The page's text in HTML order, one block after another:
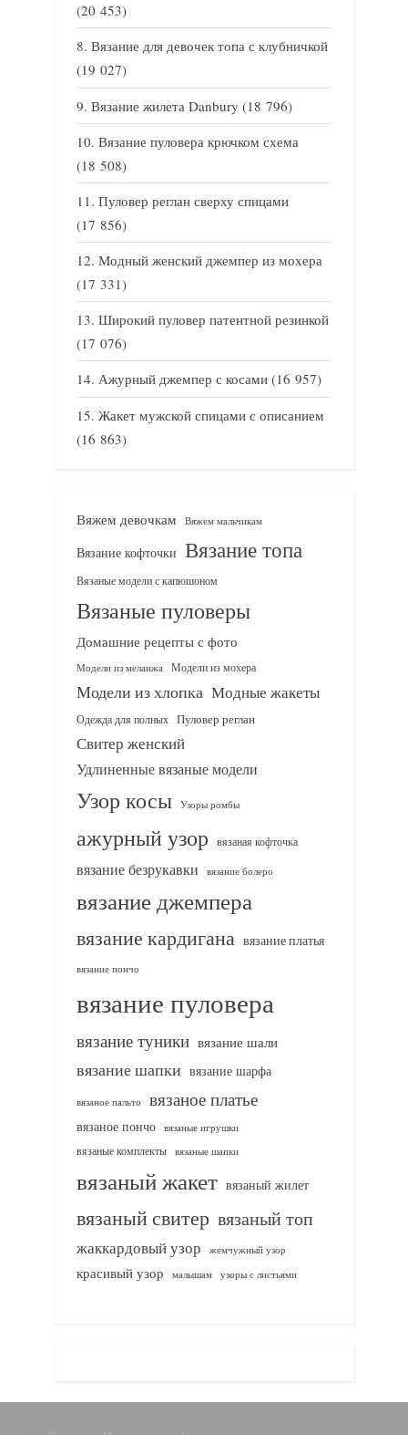
(20 453)
Вязание для девочек топа с клубничкой
(19 027)
Вязание жилета Danbury (18 796)
Вязание пуловера крючком схема
(18 508)
Пуловер реглан сверху спицами
(17 856)
Модный женский джемпер из мохера
(17 331)
Широкий пуловер патентной резинкой
(17 076)
Ажурный джемпер с косами (16 957)
Жакет мужской спицами с описанием
(16 863)
Вяжем девочкам Вяжем мальчикам
Вязание кофточки Вязание топа
Вязаные модели с капюшоном
Вязаные пуловеры
Домашние рецепты с фото
Модели из меланжа Модели из мохера
Модели из хлопка Модные жакеты
Одежда для полных Пуловер реглан
Свитер женский
Удлиненные вязаные модели
Узор косы Узоры ромбы
ажурный узор вязаная кофточка
вязание безрукавки вязание болеро
вязание джемпера
вязание кардигана вязание платья
вязание пончо
вязание пуловера
вязание туники вязание шали
вязание шапки вязание шарфа
вязаное пальто вязаное платье
вязаное пончо вязаные игрушки
вязаные комплекты
вязаные шапки
вязаный жакет вязаный жилет
вязаный свитер вязаный топ
жаккардовый узор жемчужный узор
красивый узор малышам узоры с листьями